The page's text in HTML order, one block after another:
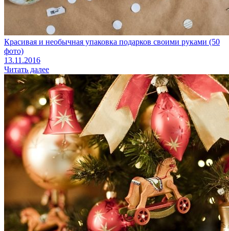
Красивая и необычная упаковка подарков своими руками (50
фото)
13.11.2016
Читать далее